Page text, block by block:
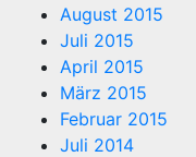
August 2015
Juli 2015
April 2015
März 2015
Februar 2015
Juli 2014